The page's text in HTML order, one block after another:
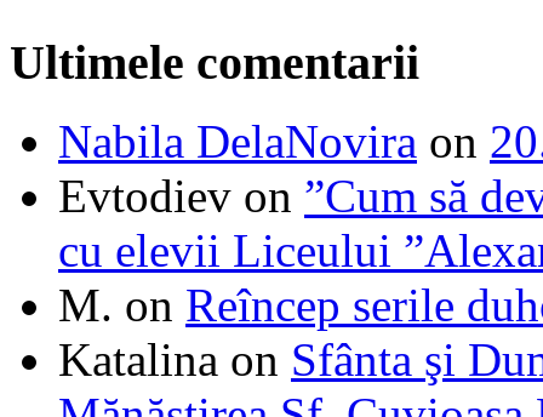
Ultimele comentarii
Nabila DelaNovira on
Evtodiev on ”Cum să
cu elevii Liceului
M. on Reîncep serile
Katalina on Sfânta şi